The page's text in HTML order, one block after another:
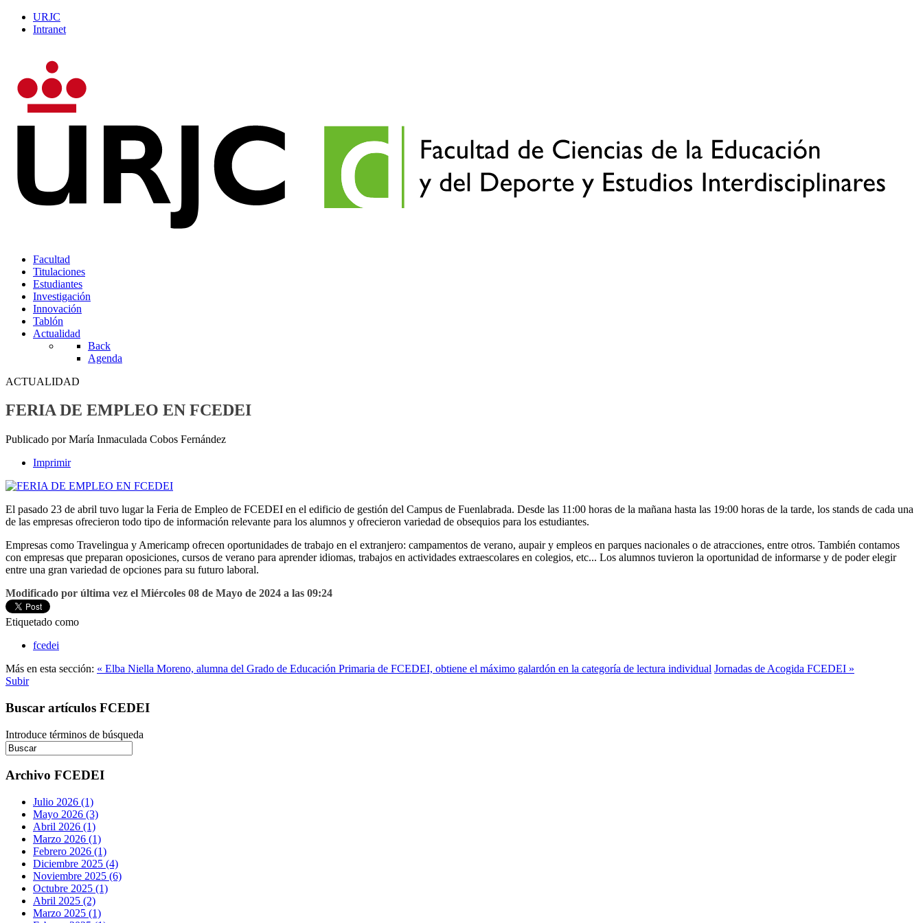
URJC
Intranet
Facultad
Titulaciones
Estudiantes
Investigación
Innovación
Tablón
Actualidad
Back
Agenda
ACTUALIDAD
FERIA DE EMPLEO EN FCEDEI
Publicado por María Inmaculada Cobos Fernández
Imprimir
El pasado 23 de abril tuvo lugar la Feria de Empleo de FCEDEI en el edificio de gestión del Campus de Fuenlabrada. Desde las 11:00 horas de la mañana hasta las 19:00 horas de la tarde, los stands de cada una
de las empresas ofrecieron todo tipo de información relevante para los alumnos y ofrecieron variedad de obsequios para los estudiantes.
Empresas como Travelingua y Americamp ofrecen oportunidades de trabajo en el extranjero: campamentos de verano, aupair y empleos en parques nacionales o de atracciones, entre otros. También contamos
con empresas que preparan oposiciones, cursos de verano para aprender idiomas, trabajos en actividades extraescolares en colegios, etc... Los alumnos tuvieron la oportunidad de informarse y de poder elegir
entre una gran variedad de opciones para su futuro laboral.
Modificado por última vez el Miércoles 08 de Mayo de 2024 a las 09:24
Etiquetado como
fcedei
Más en esta sección: « Elba Niella Moreno, alumna del Grado de Educación Primaria de FCEDEI, obtiene el máximo galardón en la categoría de lectura individual Jornadas de Acogida FCEDEI »
Subir
Buscar artículos FCEDEI
Introduce términos de búsqueda
Archivo FCEDEI
Julio 2026 (1)
Mayo 2026 (3)
Abril 2026 (1)
Marzo 2026 (1)
Febrero 2026 (1)
Diciembre 2025 (4)
Noviembre 2025 (6)
Octubre 2025 (1)
Abril 2025 (2)
Marzo 2025 (1)